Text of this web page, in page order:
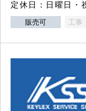
定休日：日曜日・
販売可 工事